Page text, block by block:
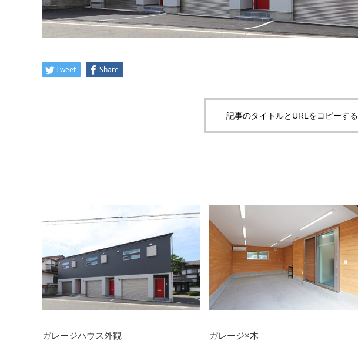
Tweet Share
記事のタイトルとURLをコピーする
ガレージハウス外観 ガレージ×木